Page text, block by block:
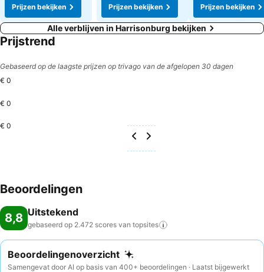
Prijzen bekijken
Prijzen bekijken Prijzen bekijken
Alle verblijven in Harrisonburg bekijken
Prijstrend
Gebaseerd op de laagste prijzen op trivago van de afgelopen 30 dagen
€ 0
€ 0
€ 0
Beoordelingen
8,8 Uitstekend
gebaseerd op 2.472 scores van topsites
Beoordelingenoverzicht
Samengevat door AI op basis van 400+ beoordelingen · Laatst bijgewerkt